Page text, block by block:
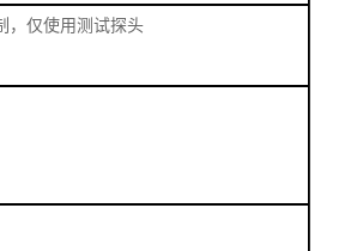
，仅使用测试探头